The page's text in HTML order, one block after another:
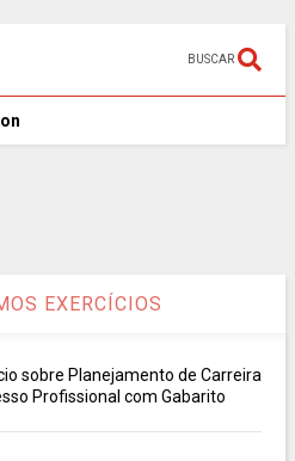
BUSCAR
EXERCÍCIOS
sobre Planejamento de Carreira
Profissional com Gabarito